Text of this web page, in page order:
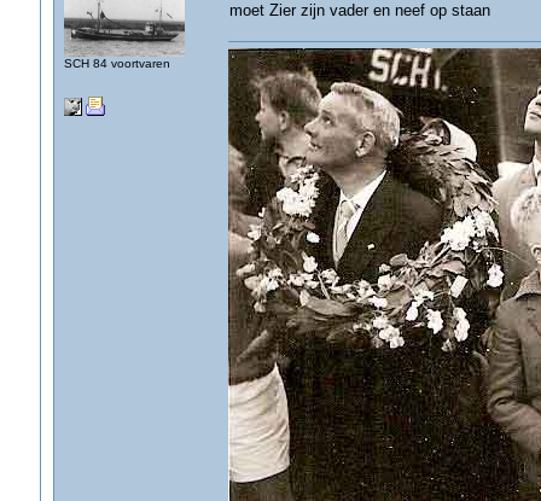
SCH 84 voortvaren
moet Zier zijn vader en neef op staan